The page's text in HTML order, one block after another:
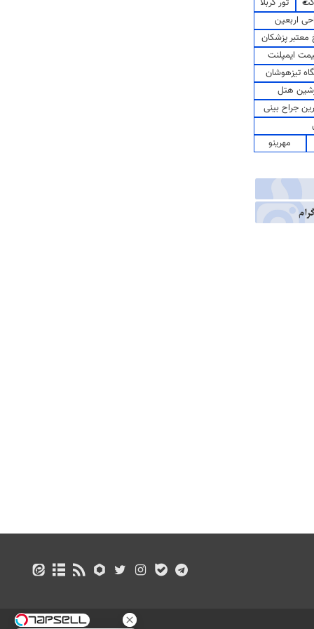
اربعین
پزشکان
ایمپلنت
تیزهوشان
هتل
جراح بینی
مهرینو